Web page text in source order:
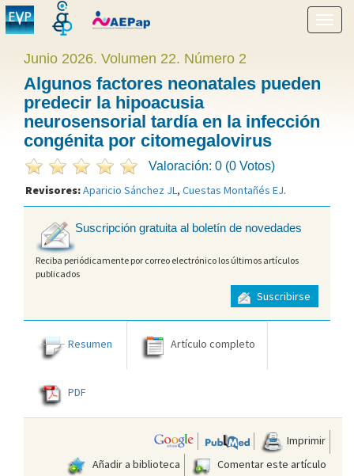
menú
Junio 2026. Volumen 22. Número 2
Algunos factores neonatales pueden
predecir la hipoacusia
neurosensorial tardía en la infección
congénita por citomegalovirus
Valoración: 0 (0 Votos)
Revisores:Aparicio Sánchez JL, Cuestas Montañés EJ.
Suscripción gratuita al boletín de novedades
Reciba periódicamente por correo electrónico los últimos artículos
publicados
Suscribirse
Resumen Artículo completo
PDF
Imprimir
Añadir a biblioteca
Comentar este artículo